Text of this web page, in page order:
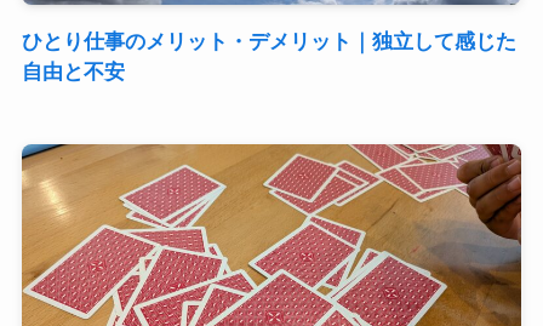
ひとり仕事のメリット・デメリット｜独立して感じた
自由と不安